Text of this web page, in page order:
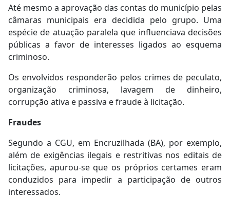
Até mesmo a aprovação das contas do município pelas
câmaras municipais era decidida pelo grupo. Uma
espécie de atuação paralela que influenciava decisões
públicas a favor de interesses ligados ao esquema
criminoso.
Os envolvidos responderão pelos crimes de peculato,
organização criminosa, lavagem de dinheiro,
corrupção ativa e passiva e fraude à licitação.
Fraudes
Segundo a CGU, em Encruzilhada (BA), por exemplo,
além de exigências ilegais e restritivas nos editais de
licitações, apurou-se que os próprios certames eram
conduzidos para impedir a participação de outros
interessados.